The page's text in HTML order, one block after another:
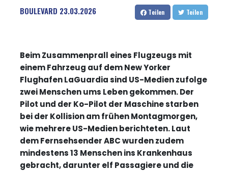
BOULEVARD 23.03.2026 Teilen Teilen
Beim Zusammenprall eines Flugzeugs mit
einem Fahrzeug auf dem New Yorker
Flughafen LaGuardia sind US-Medien zufolge
zwei Menschen ums Leben gekommen. Der
Pilot und der Ko-Pilot der Maschine starben
bei der Kollision am frühen Montagmorgen,
wie mehrere US-Medien berichteten. Laut
dem Fernsehsender ABC wurden zudem
mindestens 13 Menschen ins Krankenhaus
gebracht, darunter elf Passagiere und die